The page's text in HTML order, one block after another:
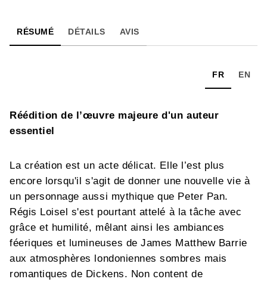
RÉSUMÉ DÉTAILS AVIS
FR EN
Réédition de l’œuvre majeure d'un auteur
essentiel
La création est un acte délicat. Elle l’est plus
encore lorsqu'il s'agit de donner une nouvelle vie à
un personnage aussi mythique que Peter Pan.
Régis Loisel s'est pourtant attelé à la tâche avec
grâce et humilité, mêlant ainsi les ambiances
féeriques et lumineuses de James Matthew Barrie
aux atmosphères londoniennes sombres mais
romantiques de Dickens. Non content de